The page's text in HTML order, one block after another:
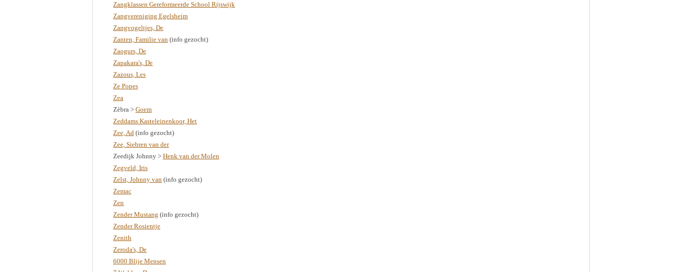
Zangklassen Gereformeerde School Rijswijk
Zangvereniging Egelsheim
Zangvogeltjes, De
Zanten, Familie van (info gezocht)
Zaogurs, De
Zapakara's, De
Zazous, Les
Ze Popes
Zea
Zèbra‎ > Goem
Zeddams Kasteleinenkoor, Het
Zee, Ad (info gezocht)
Zee, Siebren van der
Zeedijk Johnny > Henk van der Molen
Zegveld, Iris
Zelst, Johnny van (info gezocht)
Zemac
Zen
Zender Mustang (info gezocht)
Zender Rosientje
Zenith
Zeroda's, De
6000 Blije Mensen